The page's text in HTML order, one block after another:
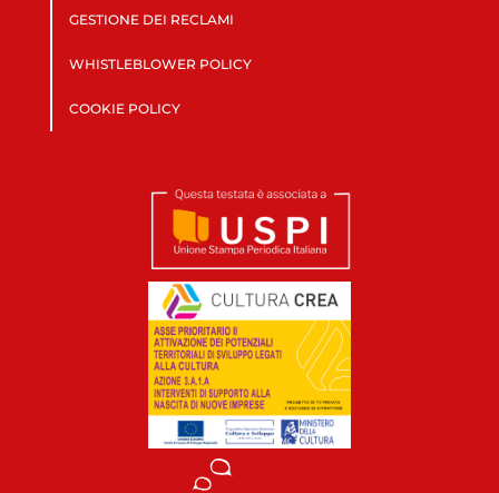
GESTIONE DEI RECLAMI
WHISTLEBLOWER POLICY
COOKIE POLICY